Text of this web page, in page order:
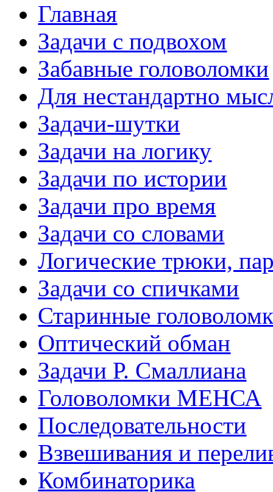
Главная
Задачи с подвохом
Забавные головоломки
Для нестандартно
Задачи-шутки
Задачи на логику
Задачи по истории
Задачи про время
Задачи со словами
Логические трюки,
Задачи со спичками
Старинные
Оптический обман
Задачи Р. Смаллиана
Головоломки МЕНСА
Последовательности
Взвешивания и
Комбинаторика